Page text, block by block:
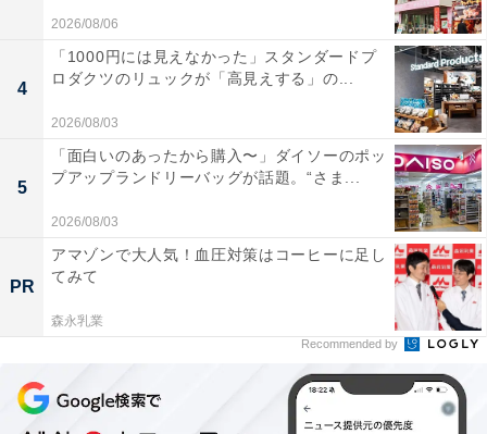
2026/08/06
4
「1000円には見えなかった」スタンダードプ
ロダクツのリュックが「高見えする」の...
2026/08/03
5
「面白いのあったから購入〜」ダイソーのポッ
プアップランドリーバッグが話題。“さま...
2026/08/03
PR
アマゾンで大人気！血圧対策はコーヒーに足し
てみて
森永乳業
Recommended by